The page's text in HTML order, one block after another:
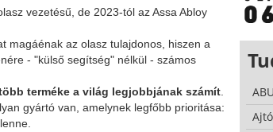
vezetésű, de 2023-tól az Assa Abloy
magáénak az olasz tulajdonos, hiszen a
- "külső segítség" nélkül - számos
terméke a világ legjobbjának számít.
gyártó van, amelynek legfőbb prioritása:
lenne.